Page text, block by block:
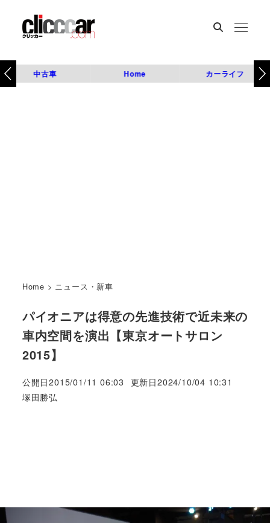
中古車 Home カーライフ
Home > ニュース・新車
パイオニアは得意の先進技術で近未来の
車内空間を演出【東京オートサロン
2015】
公開日2015/01/11 06:03 更新日2024/10/04 10:31
著
塚田勝弘